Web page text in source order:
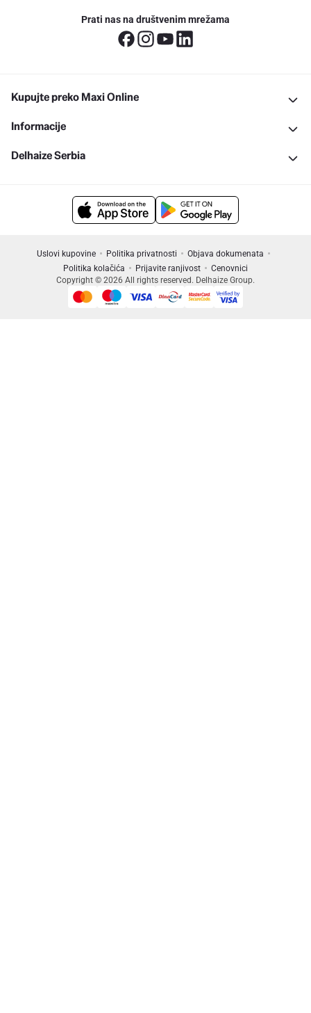
Prati nas na društvenim mrežama
Kupujte preko Maxi Online
Informacije
Delhaize Serbia
Uslovi kupovine Politika privatnosti
Objava dokumenata
Politika kolačića
Prijavite ranjivost
Cenovnici
Copyright © 2026 All rights reserved. Delhaize Group.